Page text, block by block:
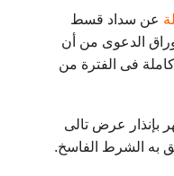
عن سداد قسط
الدعوى من أن
فى الفترة من
بإنذار عرض تالى